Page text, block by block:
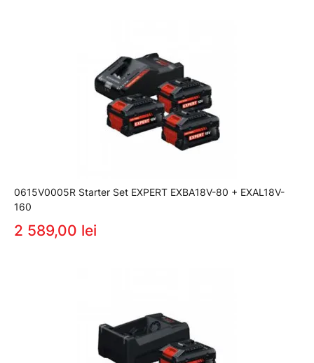
0615V0005R Starter Set EXPERT EXBA18V-80 + EXAL18V-
160
2 589,00 lei